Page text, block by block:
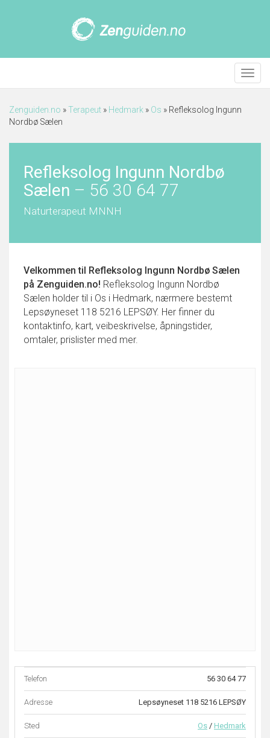
Meny
Zenguiden.no »Terapeut » Hedmark » Os » Refleksolog Ingunn
Nordbø Sælen
Refleksolog Ingunn Nordbø
Sælen – 56 30 64 77
Naturterapeut MNNH
Velkommen til Refleksolog Ingunn Nordbø Sælen
på Zenguiden.no! Refleksolog Ingunn Nordbø
Sælen holder til i Os i Hedmark, nærmere bestemt
Lepsøyneset 118 5216 LEPSØY. Her finner du
kontaktinfo, kart, veibeskrivelse, åpningstider,
omtaler, prislister med mer.
Telefon 56 30 64 77
Adresse Lepsøyneset 118 5216 LEPSØY
Sted Os / Hedmark